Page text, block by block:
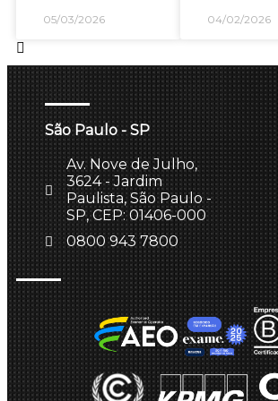
05/03/2026 04/02/2026
São Paulo - SP
Av. Nove de Julho,
3624 - Jardim
Paulista, São Paulo -
SP, CEP: 01406-000
0800 943 7800